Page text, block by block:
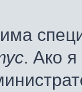
. Ако